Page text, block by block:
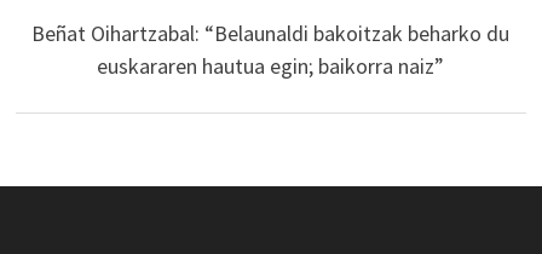
Beñat Oihartzabal: “Belaunaldi bakoitzak beharko du
euskararen hautua egin; baikorra naiz”